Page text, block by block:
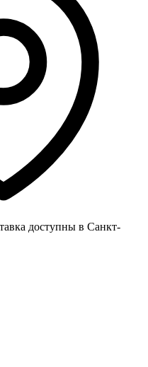
доступны в Санкт-